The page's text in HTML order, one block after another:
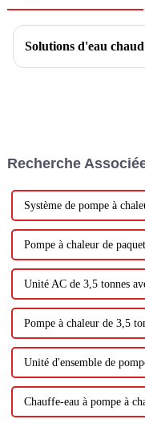
Recherche
Système de pompe à
Pompe à chaleur de
Unité AC de 3,5 tonnes
Pompe à chaleur de 3,5
Unité d'ensemble de
Chauffe-eau à pompe à